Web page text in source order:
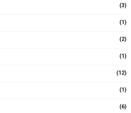
(3)
(1)
(2)
(1)
(12)
(1)
(6)